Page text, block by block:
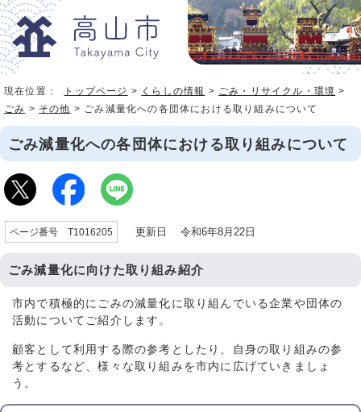
現在位置： トップページ > くらしの情報 > ごみ・リサイクル・環境 >
ごみ > その他 > ごみ減量化への各団体における取り組みについて
ごみ減量化への各団体における取り組みについて
ページ番号 T1016205 更新日 令和6年8月22日
ごみ減量化に向けた取り組み紹介
市内で積極的にごみの減量化に取り組んでいる企業や団体の
活動についてご紹介します。
顧客として利用する際の参考としたり、自身の取り組みの参
考とするなど、様々な取り組みを市内に広げていきましょ
う。